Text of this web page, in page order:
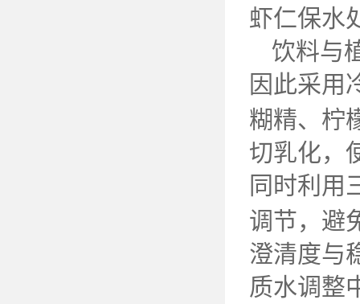
虾仁保水
饮料与
因此采用
糊精、柠
切乳化，
同时利用
调节，避
澄清度与
质水调整